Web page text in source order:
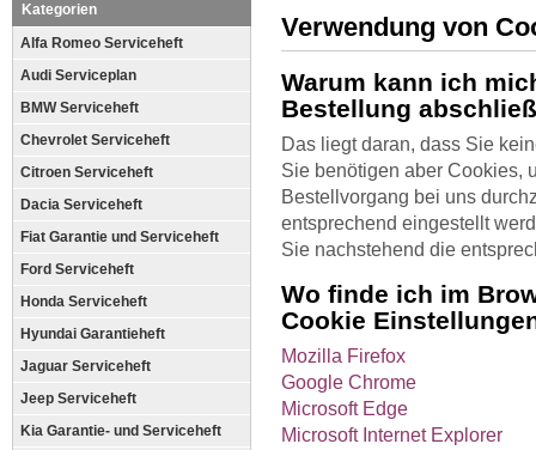
Kategorien
Alfa Romeo Serviceheft
Audi Serviceplan
BMW Serviceheft
Chevrolet Serviceheft
Citroen Serviceheft
Dacia Serviceheft
Fiat Garantie und Serviceheft
Ford Serviceheft
Honda Serviceheft
Hyundai Garantieheft
Jaguar Serviceheft
Jeep Serviceheft
Kia Garantie- und Serviceheft
Verwendung von
Warum kann ich
Bestellung
Das liegt daran, dass Sie
Sie benötigen aber Cookies,
Bestellvorgang bei uns
entsprechend eingestellt
Sie nachstehend die
Wo finde ich im
Cookie
Mozilla Firefox
Google Chrome
Microsoft Edge
Microsoft Internet Explorer